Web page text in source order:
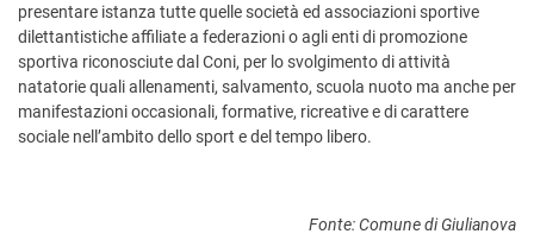
presentare istanza tutte quelle società ed associazioni sportive
dilettantistiche affiliate a federazioni o agli enti di promozione
sportiva riconosciute dal Coni, per lo svolgimento di attività
natatorie quali allenamenti, salvamento, scuola nuoto ma anche per
manifestazioni occasionali, formative, ricreative e di carattere
sociale nell’ambito dello sport e del tempo libero.
Fonte: Comune di Giulianova